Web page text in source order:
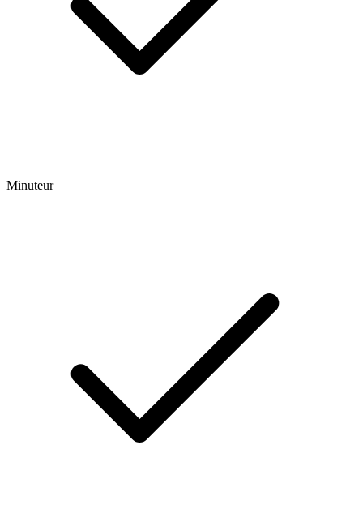
Minuteur